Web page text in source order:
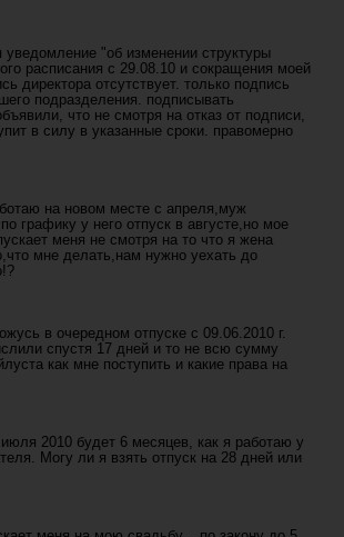
уведомление "об изменении структуры
расписания с 29.08.10 и сокращения моей
директора отсутствует. только подпись
подразделения. подписывать
что не смотря на отказ от подписи,
в силу в указанные сроки. правомерно
на новом месте с апреля,муж
графику у него отпуск в августе,но мое
меня не смотря на то что я жена
мне делать,нам нужно уехать до
в очередном отпуске с 09.06.2010 г.
спустя 17 дней и то не всю сумму
как мне поступить и какие права на
2010 будет 6 месяцев, как я работаю у
Могу ли я взять отпуск на 28 дней или